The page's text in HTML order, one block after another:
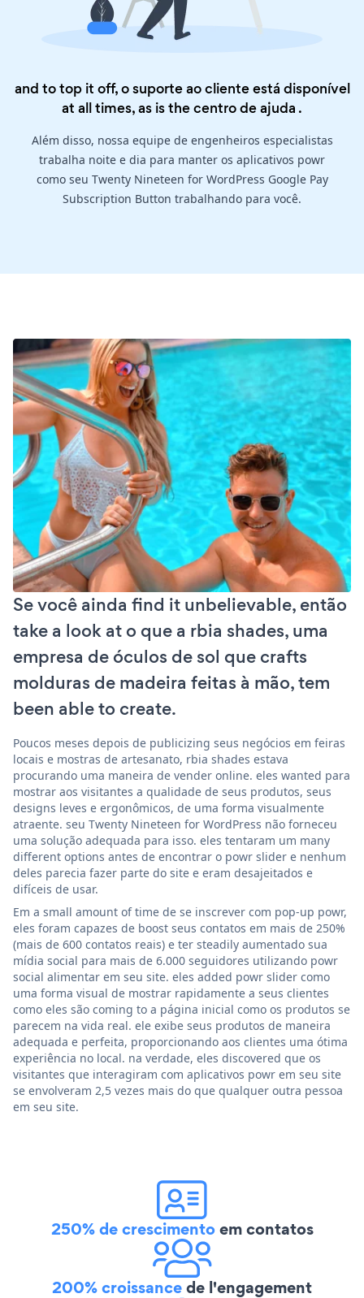
and to top it off, o suporte ao cliente está disponível
at all times, as is thecentro de ajuda .
Além disso, nossa equipe de engenheiros especialistas
trabalha noite e dia para manter os aplicativos powr
como seu Twenty Nineteen for WordPress Google Pay
Subscription Button trabalhando para você.
Se você ainda find it unbelievable, então
take a look at o que a rbia shades, uma
empresa de óculos de sol que crafts
molduras de madeira feitas à mão, tem
been able to create.
Poucos meses depois de publicizing seus negócios em feiras
locais e mostras de artesanato, rbia shades estava
procurando uma maneira de vender online. eles wanted para
mostrar aos visitantes a qualidade de seus produtos, seus
designs leves e ergonômicos, de uma forma visualmente
atraente. seu Twenty Nineteen for WordPress não forneceu
uma solução adequada para isso. eles tentaram um many
different options antes de encontrar o powr slider e nenhum
deles parecia fazer parte do site e eram desajeitados e
difíceis de usar.
Em a small amount of time de se inscrever com pop-up powr,
eles foram capazes de boost seus contatos em mais de 250%
(mais de 600 contatos reais) e ter steadily aumentado sua
mídia social para mais de 6.000 seguidores utilizando powr
social alimentar em seu site. eles added powr slider como
uma forma visual de mostrar rapidamente a seus clientes
como eles são coming to a página inicial como os produtos se
parecem na vida real. ele exibe seus produtos de maneira
adequada e perfeita, proporcionando aos clientes uma ótima
experiência no local. na verdade, eles discovered que os
visitantes que interagiram com aplicativos powr em seu site
se envolveram 2,5 vezes mais do que qualquer outra pessoa
em seu site.
250% de crescimentoem contatos
200% croissancede l'engagement